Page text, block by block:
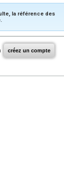
la référence des
créez un compte